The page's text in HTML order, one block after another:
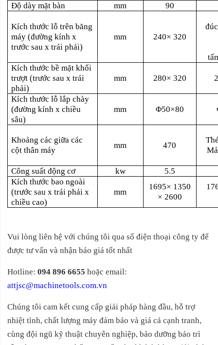
Độ dày mặt bàn mm 90
Kích thước lỗ trên băng
máy (đường kính x
trước sau x trái phải)
mm 240× 320
Kích thước bề mặt khối
trượt (trước sau x trái
phải)
mm 280× 320
Kích thước lỗ lắp chày
(đường kính x chiều
sâu)
mm Φ50×80
Khoảng các giữa các
cột thân máy
mm 470
Công suất động cơ kw
5.5
Kích thước bao ngoài
(trước sau x trái phải x
chiều cao)
mm
1695× 1350
× 2600
Vui lòng liên hệ với chúng tôi qua số điện thoại công ty để
được tư vấn và nhận báo giá tốt nhất
Hotline: 094 896 6655 hoặc email:
attjsc@machinetools.com.vn
Chúng tôi cam kết cung cấp giải pháp hàng đầu, hỗ trợ
nhiệt tình, chất lượng máy đảm bảo và giá cả cạnh tranh,
cùng đội ngũ kỹ thuật chuyên nghiệp, bảo dưỡng bảo trì